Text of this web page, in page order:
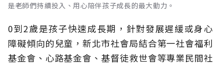
是老師們持續投入、用心陪伴孩子成長的最大動力。
0到2歲是孩子快速成長期，針對發展遲緩或身心
障礙傾向的兒童，新北市社會局結合第一社會福利
基金會、心路基金會、基督徒救世會等專業民間社